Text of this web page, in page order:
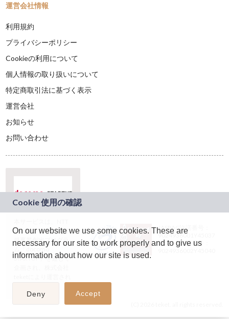
運営会社情報
利用規約
プライバシーポリシー
Cookieの利用について
個人情報の取り扱いについて
特定商取引法に基づく表示
運営会社
お知らせ
お問い合わせ
ドコモグループの新
規事業創出プログラ
ム「docomo
STARTUP」を通じて
JASRAC許諾番号：
9024936001Y45037
JASRAC許諾番号：
On our website we use some cookies. These are
necessary for our site to work properly and to give us
information about how our site is used.
Deny Accept